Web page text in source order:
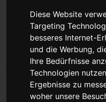
Diese Website
Targeting
besseres Internet-
und die Werbung,
Ihre Bedürfnisse
Technologien
Ergebnisse zu
woher unsere
Unser Betrieb
kostengünstige
Reparaturen von
Art, unter
Steuergeräten,
ABS-